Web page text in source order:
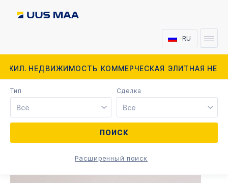
RU
ЖИЛ. НЕДВИЖИМОСТЬ КОММЕРЧЕСКАЯ ЭЛИТНАЯ
Тип
Все
Cделка
Все
Расширенный поиск